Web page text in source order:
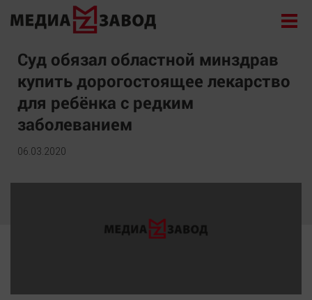
Новости
Экономика
Происшествия
Общество
Политика
Архив
Суд обязал областной минздрав
купить дорогостоящее лекарство
для ребёнка с редким
заболеванием
06.03.2020